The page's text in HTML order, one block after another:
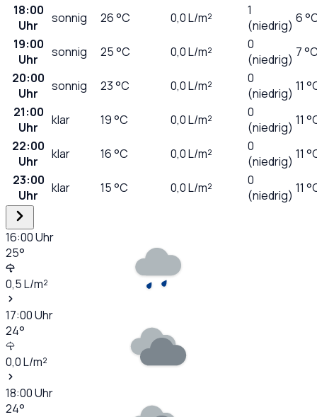
18:00
Uhr
sonnig 26°C 0,0L/m²
1
(niedrig) 6
19:00
Uhr
sonnig 25°C 0,0L/m²
0
(niedrig) 7
20:00
Uhr
sonnig 23°C 0,0L/m²
0
(niedrig) 11
21:00
Uhr
klar 19°C 0,0L/m²
0
(niedrig) 11
22:00
Uhr
klar 16°C 0,0L/m²
0
(niedrig) 11
23:00
Uhr
klar 15°C 0,0L/m²
0
(niedrig) 11
16:00Uhr
25°
0,5L/m²
17:00Uhr
24°
0,0L/m²
18:00Uhr
24°